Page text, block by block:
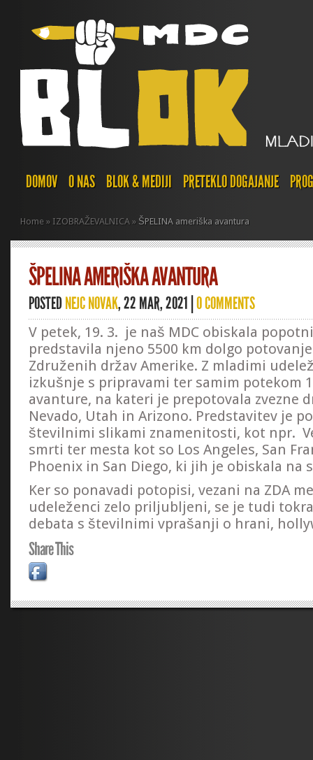
DOMOV O NAS BLOK & MEDIJI PRETEKLO DOGAJANJE
Home » IZOBRAŽEVALNICA » ŠPELINA ameriška avantura
ŠPELINA AMERIŠKA AVANTURA
POSTEDNEJC NOVAK, 22 MAR, 2021 |0 COMMENTS
V petek, 19. 3. je naš MDC obiskala
predstavila njeno 5500 km dolgo
Združenih držav Amerike. Z mladimi
izkušnje s pripravami ter samim potekom
avanture, na kateri je prepotovala zvezne
Nevado, Utah in Arizono. Predstavitev je
številnimi slikami znamenitosti, kot npr.
smrti ter mesta kot so Los Angeles, San
Phoenix in San Diego, ki jih je obiskala na
Ker so ponavadi potopisi, vezani na ZDA
udeleženci zelo priljubljeni, se je tudi
debata s številnimi vprašanji o hrani,
Share This